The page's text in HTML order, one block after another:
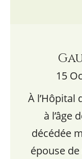
15
À l’Hôpital
à l’âge
décédée
épouse